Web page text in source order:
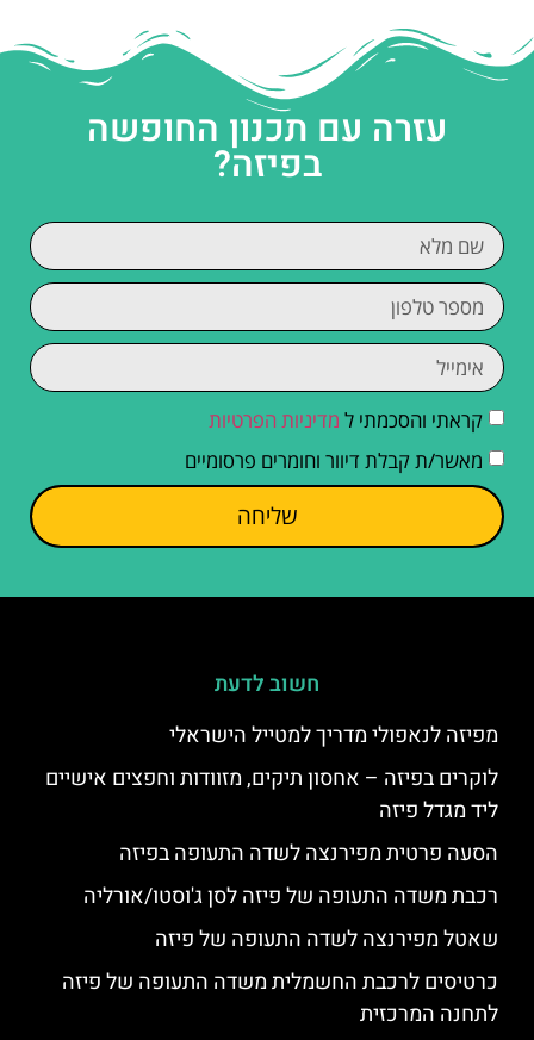
עזרה עם תכנון החופשה
בפיזה?
קראתי והסכמתי ל מדיניות הפרטיות
מאשר/ת קבלת דיוור וחומרים פרסומיים
שליחה
חשוב לדעת
מפיזה לנאפולי מדריך למטייל הישראלי
לוקרים בפיזה – אחסון תיקים, מזוודות וחפצים אישיים
ליד מגדל פיזה
הסעה פרטית מפירנצה לשדה התעופה בפיזה
רכבת משדה התעופה של פיזה לסן ג'וסטו/אורליה
שאטל מפירנצה לשדה התעופה של פיזה
כרטיסים לרכבת החשמלית משדה התעופה של פיזה
לתחנה המרכזית